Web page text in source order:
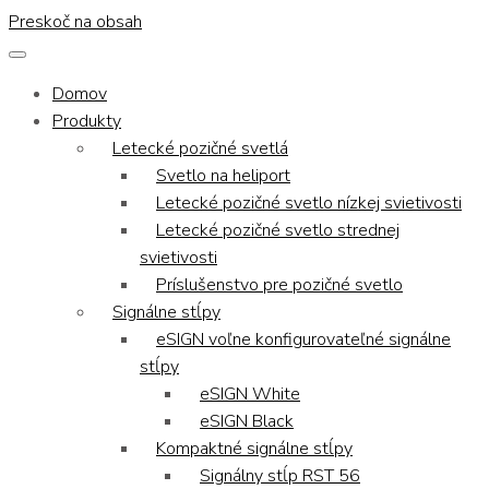
Preskoč na obsah
Domov
Produkty
Letecké pozičné svetlá
Svetlo na heliport
Letecké pozičné svetlo nízkej svietivosti
Letecké pozičné svetlo strednej
svietivosti
Príslušenstvo pre pozičné svetlo
Signálne stĺpy
eSIGN voľne konfigurovateľné signálne
stĺpy
eSIGN White
eSIGN Black
Kompaktné signálne stĺpy
Signálny stĺp RST 56